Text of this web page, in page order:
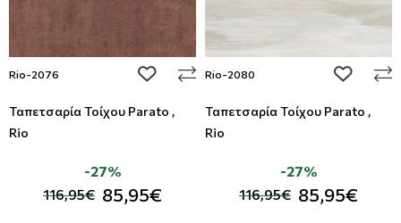
Rio-2076 add to wishlist
Ταπετσαρία Τοίχου Parato ,
Rio
116,95€ 85,95€
-27%
Rio-2080 add to
Ταπετσαρία Τοίχου Parato ,
Rio
116,95€ 85,95€
-27%